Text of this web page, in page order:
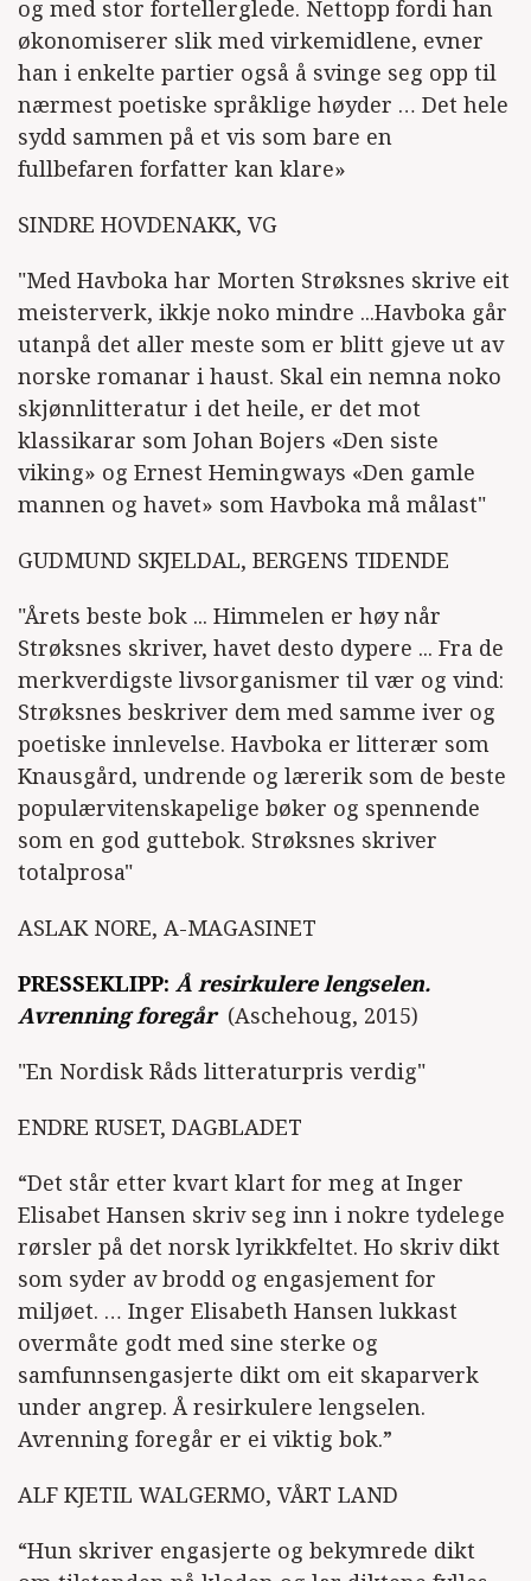
og med stor fortellerglede. Nettopp fordi han
økonomiserer slik med virkemidlene, evner
han i enkelte partier også å svinge seg opp til
nærmest poetiske språklige høyder … Det hele
sydd sammen på et vis som bare en
fullbefaren forfatter kan klare»
SINDRE HOVDENAKK, VG
"Med Havboka har Morten Strøksnes skrive eit
meisterverk, ikkje noko mindre ...Havboka går
utanpå det aller meste som er blitt gjeve ut av
norske romanar i haust. Skal ein nemna noko
skjønnlitteratur i det heile, er det mot
klassikarar som Johan Bojers «Den siste
viking» og Ernest Hemingways «Den gamle
mannen og havet» som Havboka må målast"
GUDMUND SKJELDAL, BERGENS TIDENDE
"Årets beste bok ... Himmelen er høy når
Strøksnes skriver, havet desto dypere ... Fra de
merkverdigste livsorganismer til vær og vind:
Strøksnes beskriver dem med samme iver og
poetiske innlevelse. Havboka er litterær som
Knausgård, undrende og lærerik som de beste
populærvitenskapelige bøker og spennende
som en god guttebok. Strøksnes skriver
totalprosa"
ASLAK NORE, A-MAGASINET
PRESSEKLIPP: Å resirkulere lengselen.
Avrenning foregår(Aschehoug, 2015)
"En Nordisk Råds litteraturpris verdig"
ENDRE RUSET, DAGBLADET
“Det står etter kvart klart for meg at Inger
Elisabet Hansen skriv seg inn i nokre tydelege
rørsler på det norsk lyrikkfeltet. Ho skriv dikt
som syder av brodd og engasjement for
miljøet. … Inger Elisabeth Hansen lukkast
overmåte godt med sine sterke og
samfunnsengasjerte dikt om eit skaparverk
under angrep. Å resirkulere lengselen.
Avrenning foregår er ei viktig bok.”
ALF KJETIL WALGERMO, VÅRT LAND
“Hun skriver engasjerte og bekymrede dikt